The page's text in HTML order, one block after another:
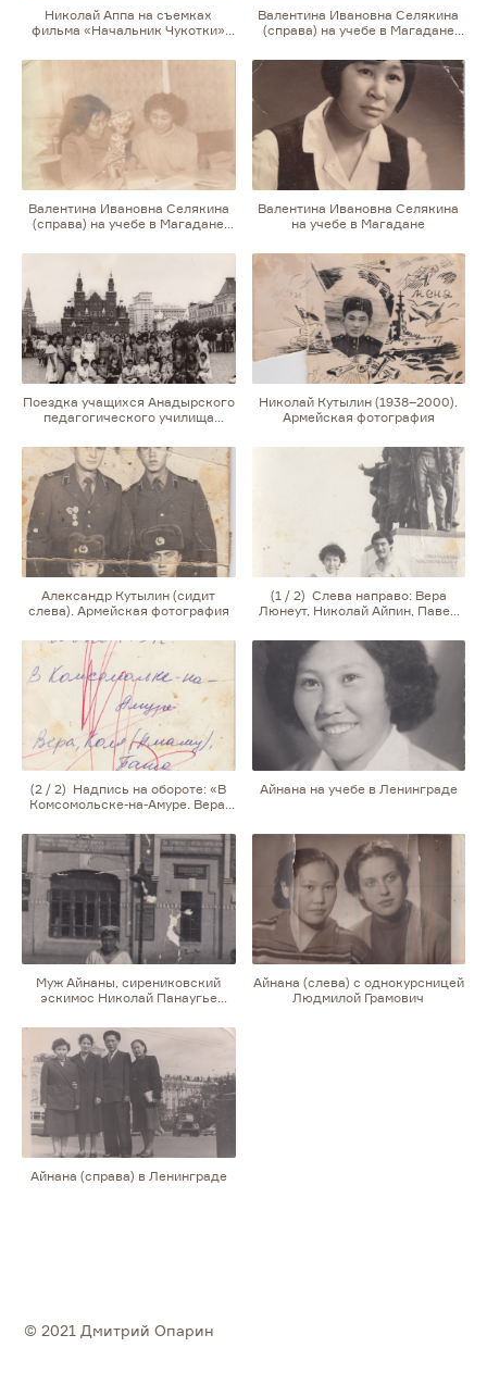
Николай Аппа на съемках
фильма «Начальник Чукотки»
Валентина Ивановна Селякина
(справа) на учебе в Магадане
Валентина Ивановна Селякина
(справа) на учебе в Магадане
Валентина Ивановна Селякина
на учебе в Магадане
Поездка учащихся Анадырского
педагогического училища
посетили Абакан, Шушенское,
Красноярск, Ульяновск
и Москву. В рамках поездки две
недели работали в колхозе
Днепропетровской области
Николай Кутылин (1938–2000).
Армейская фотография
Александр Кутылин (сидит
слева). Армейская фотография
(1 / 2) Слева направо: Вера
Люнеут, Николай Айпин, Павел
(2 / 2) Надпись на обороте: «В
Комсомольске-на-Амуре. Вера,
Тамары Кутылиной, вернулся
Николаем Айпиным
Айнана на учебе в Ленинграде
Муж Айнаны, сирениковский
эскимос Николай Панаугье
Айнана (слева) с однокурсницей
Людмилой Грамович
Айнана (справа) в Ленинграде
© 2021 Дмитрий Опарин